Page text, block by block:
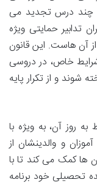
چند درس تجدید می
تدابیر حمایتی ویژه
آن هاست. این قانون
خاص، در دروسی
شوند و از تکرار پایه
روز آن، به ویژه با
و والدینشان از
ها کمک می کند تا با
تحصیلی خود برنامه